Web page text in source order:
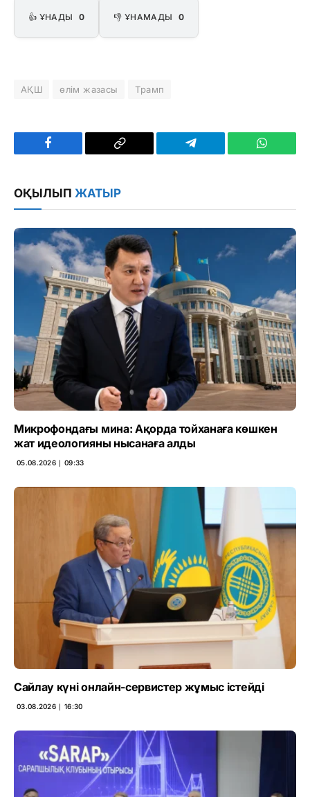
👍 ҰНАДЫ 0 👎 ҰНАМАДЫ 0
АҚШ өлім жазасы Трамп
Facebook
Copy
Telegram
ОҚЫЛЫП ЖАТЫР
Микрофондағы мина: Ақорда тойханаға көшкен
жат идеологияны нысанаға алды
05.08.2026 ∣ 09:33
Сайлау күні онлайн-сервистер жұмыс істейді
03.08.2026 ∣ 16:30